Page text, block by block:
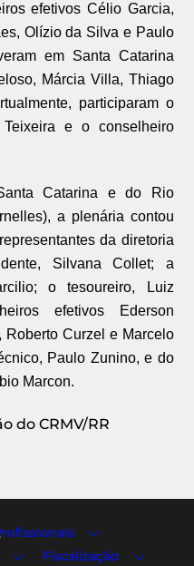
efetivos Célio Garcia,
Olízio da Silva e Paulo
em Santa Catarina
Márcia Villa, Thiago
participaram o
e o conselheiro
Catarina e do Rio
a plenária contou
da diretoria
Silvana Collet; a
o tesoureiro, Luiz
efetivos Ederson
Roberto Curzel e Marcelo
Paulo Zunino, e do
Marcon.
do CRMV/RR
Fiscalização